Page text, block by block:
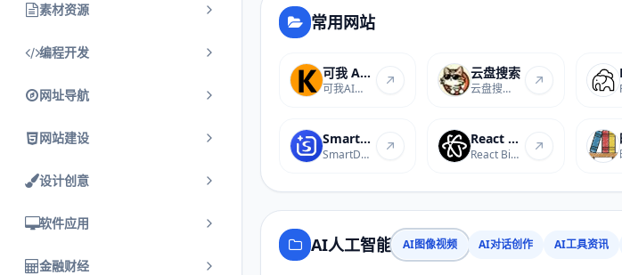
素材资源
编程开发
网址导航
网站建设
设计创意
软件应用
金融财经
常用网站
可我 AI 免费 AI 图片在线生成
可我AI是免费的AI图片在...
云盘搜索
云盘搜索是专注于全网云...
SmartDomain丨域名搜索
SmartDomain是专业的域名...
React Bits- 精美的UI 组件库
React Bits是一个专注于...
AI人工智能 AI图像视频 AI对话创作 AI工具资讯